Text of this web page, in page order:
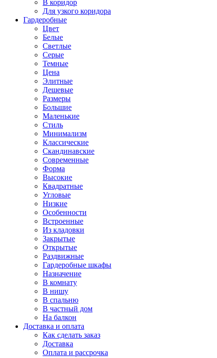
В коридор
Для узкого коридора
Гардеробные
Цвет
Белые
Светлые
Серые
Темные
Цена
Элитные
Дешевые
Размеры
Большие
Маленькие
Стиль
Минимализм
Классические
Скандинавские
Современные
Форма
Высокие
Квадратные
Угловые
Низкие
Особенности
Встроенные
Из кладовки
Закрытые
Открытые
Раздвижные
Гардеробные шкафы
Назначение
В комнату
В нишу
В спальню
В частный дом
На балкон
Доставка и оплата
Как сделать заказ
Доставка
Оплата и рассрочка